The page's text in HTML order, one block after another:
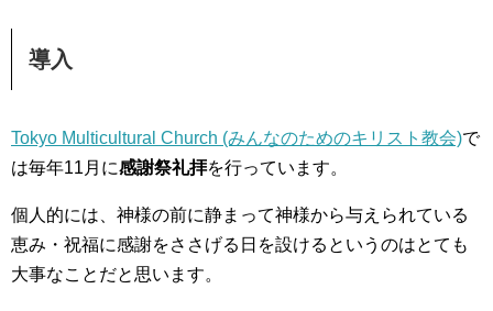
導入
Tokyo Multicultural Church (みんなのためのキリスト教会)で
は毎年11月に感謝祭礼拝を行っています。
個人的には、神様の前に静まって神様から与えられている
恵み・祝福に感謝をささげる日を設けるというのはとても
大事なことだと思います。